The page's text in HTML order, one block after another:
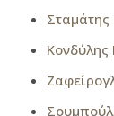
Σταμάτης
Κονδύλης